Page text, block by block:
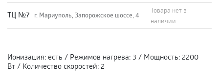
ТЦ №7 г. Мариуполь, Запорожское шоссе, 4
Товара нет в
наличии
Ионизация: есть / Режимов нагрева: 3 / Мощность: 2200
Вт / Количество скоростей: 2